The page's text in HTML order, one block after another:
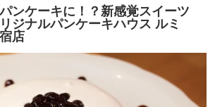
ンケーキに！？新感覚スイーツ
ジナルパンケーキハウス ルミ
店